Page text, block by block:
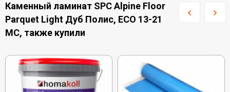
Каменный ламинат SPC Alpine Floor
Parquet Light Дуб Полис, ЕСО 13-21
MC, также купили